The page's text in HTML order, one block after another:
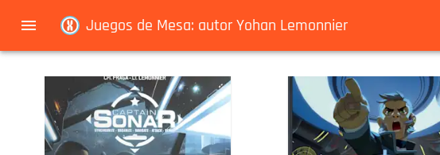
Juegos de Mesa: autor Yohan Lemonnier